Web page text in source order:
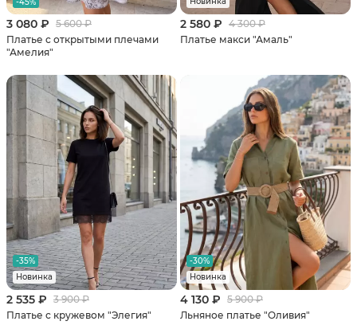
3 080 ₽ 5 600 ₽
Платье c открытыми плечами
"Амелия"
2 580 ₽ 4 300 ₽
Платье макси "Амаль"
-35%
Новинка
2 535 ₽ 3 900 ₽
Платье с кружевом "Элегия"
-30%
Новинка
4 130 ₽ 5 900 ₽
Льняное платье "Оливия"